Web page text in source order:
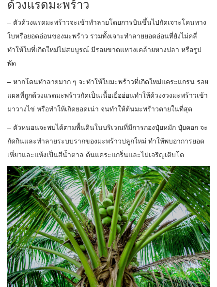
ด้วงแรดมะพร้าว
– ตัวด้วงแรดมะพร้าวจะเข้าทำลายโดยการบินขึ้นไปกัดเจาะโคนทาง
ใบหรือยอดอ่อนของมะพร้าว รวมทั้งเจาะทำลายยอดอ่อนที่ยังไม่คลี่
ทำให้ใบที่เกิดใหม่ไม่สมบูรณ์ มีรอยขาดแหว่งเคล้ายหางปลา หรือรูป
พัด
– หากโดนทำลายมาก ๆ จะทำให้ใบมะพร้าวที่เกิดใหม่แคระแกรน รอย
แผลที่ถูกด้วงแรดมะพร้าวกัดเป็นเนื้อเยื่ออ่อนทำให้ด้วงงวงมะพร้าวเข้า
มาวางไข่ หรือทำให้เกิดยอดเน่า จนทำให้ต้นมะพร้าวตายในที่สุด
– ตัวหนอนจะพบได้ตามพื้นดินในบริเวณที่มีการกองปุ๋ยหมัก ปุ๋ยคอก จะ
กัดกินและทำลายระบบรากของมะพร้าวปลูกใหม่ ทำให้พบอาการยอด
เหี่ยวและแห้งเป็นสีน้ำตาล ต้นแคระแกร็นและไม่เจริญเติบโต